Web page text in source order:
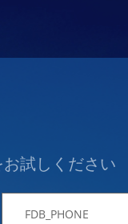
試しください